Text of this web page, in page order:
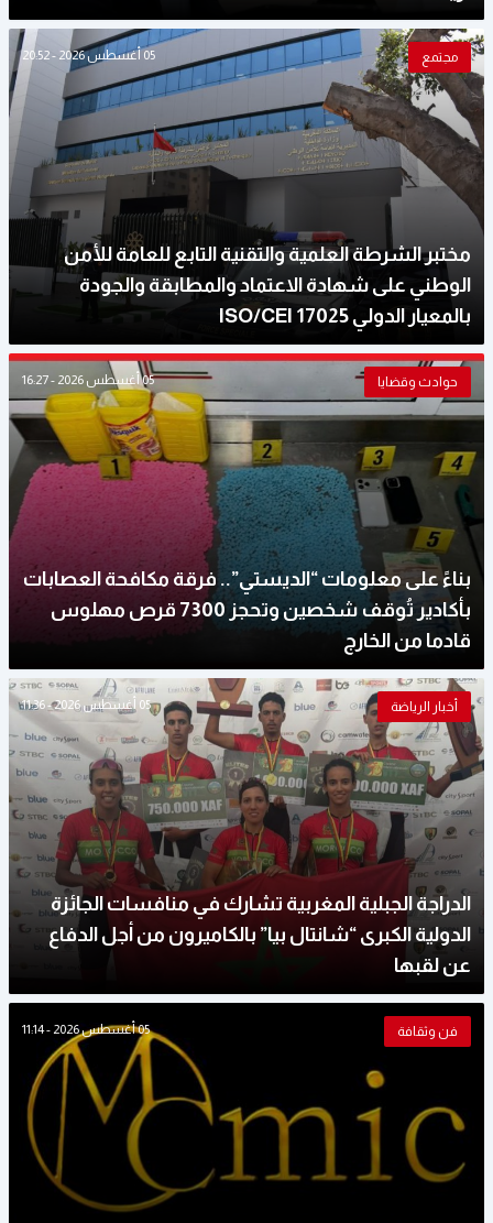
مجتمع 05 أغسطس 2026 - 20:52
مختبر الشرطة العلمية والتقنية التابع للعامة للأمن
الوطني على شهادة الاعتماد والمطابقة والجودة
بالمعيار الدولي ISO/CEI 17025
حوادث وقضايا 05 أغسطس 2026 - 16:27
بناءً على معلومات “الديستي”.. فرقة مكافحة العصابات
بأكادير تُوقف شخصين وتحجز 7300 قرص مهلوس
قادما من الخارج
أخبار الرياضة 05 أغسطس 2026 - 11:36
الدراجة الجبلية المغربية تشارك في منافسات الجائزة
الدولية الكبرى “شانتال بيا” بالكاميرون من أجل الدفاع
عن لقبها
فن وثقافة 05 أغسطس 2026 - 11:14